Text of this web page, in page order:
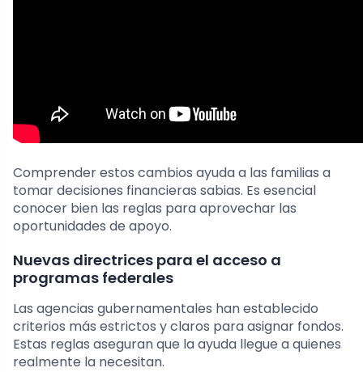
Comprender estos cambios ayuda a las familias a
tomar decisiones financieras sabias. Es esencial
conocer bien las reglas para aprovechar las
oportunidades de apoyo.
Nuevas directrices para el acceso a
programas federales
Las agencias gubernamentales han establecido
criterios más estrictos y claros para asignar fondos.
Estas reglas aseguran que la ayuda llegue a quienes
realmente la necesitan.